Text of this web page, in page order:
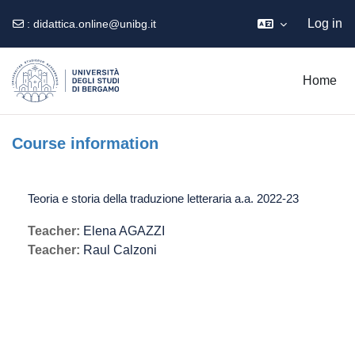
: didattica.online@unibg.it Log in
Home
Course information
Teoria e storia della traduzione letteraria a.a. 2022-23
Teacher: Elena AGAZZI
Teacher: Raul Calzoni